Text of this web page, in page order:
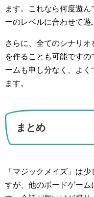
ます。これなら何度遊
ーのレベルに合わせて遊
さらに、全てのシナリ
を作ることも可能ですの
ームも申し分なく、よ
ます。
まとめ
「マジックメイズ」は
すが、他のボードゲー